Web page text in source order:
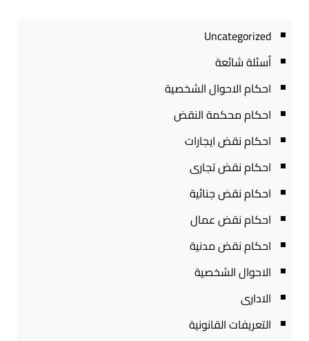
Uncategorized
أسئلة شائعة
احكام الاحوال الشخصية
احكام محكمة النقض
احكام نقض ايجارات
احكام نقض تجارى
احكام نقض جنائية
احكام نقض عمال
احكام نقض مدنية
الاحوال الشخصية
الادارى
التعريفات القانونية